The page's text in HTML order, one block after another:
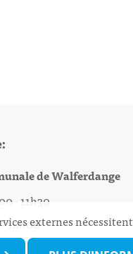
de Walferdange
externes